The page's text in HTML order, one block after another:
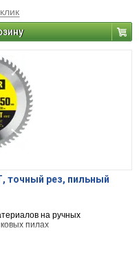
точный рез, пильный
на ручных
пилах